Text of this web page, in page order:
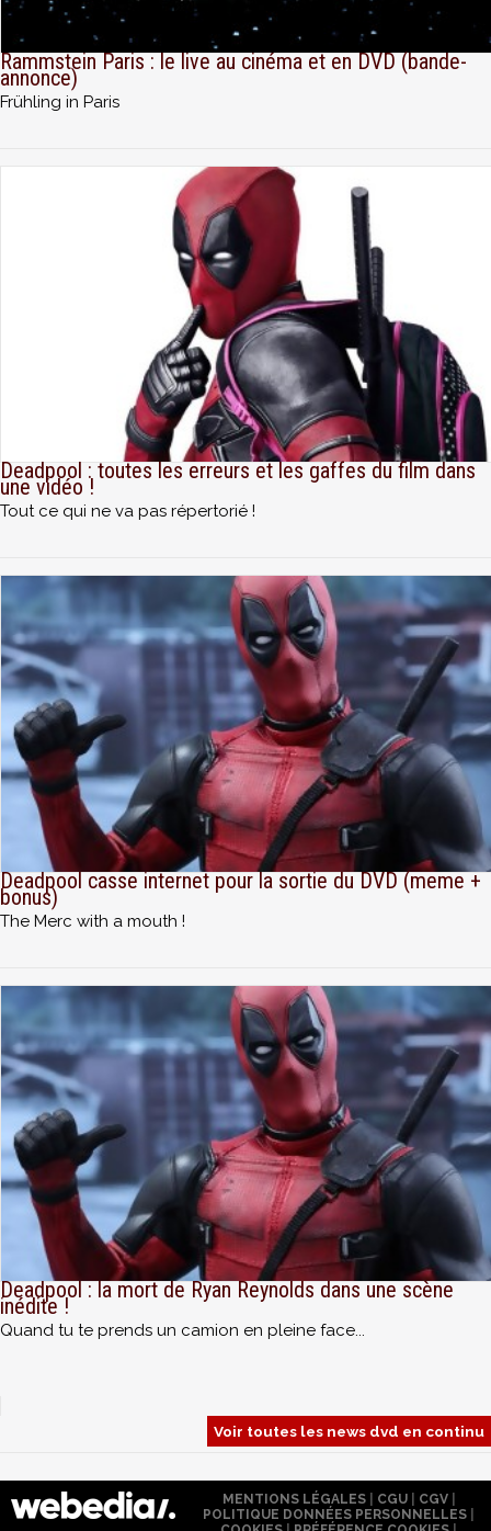
Rammstein Paris : le live au cinéma et en DVD (bande-
annonce)
Frühling in Paris
Deadpool : toutes les erreurs et les gaffes du film dans
une vidéo !
Tout ce qui ne va pas répertorié !
Deadpool casse internet pour la sortie du DVD (meme +
bonus)
The Merc with a mouth !
Deadpool : la mort de Ryan Reynolds dans une scène
inédite !
Quand tu te prends un camion en pleine face...
Voir toutes les news dvd en continu
MENTIONS LÉGALES| CGU| CGV|
POLITIQUE DONNÉES PERSONNELLES